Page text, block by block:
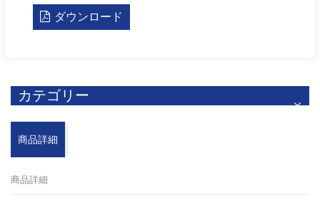
ダウンロード
カテゴリー
商品詳細
商品詳細